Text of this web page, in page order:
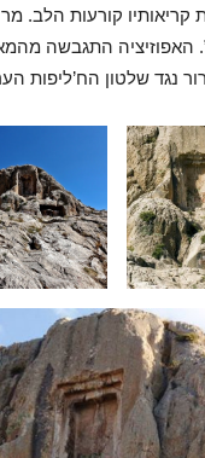
קורעות הלב. מר
נגד שלטון הח’ליפות